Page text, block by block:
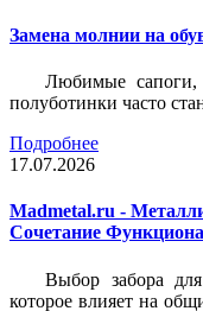
Замена молнии на
Любимые сапоги,
полуботинки часто
Подробнее
17.07.2026
Madmetal.ru -
Сочетание
Выбор забора
которое влияет на